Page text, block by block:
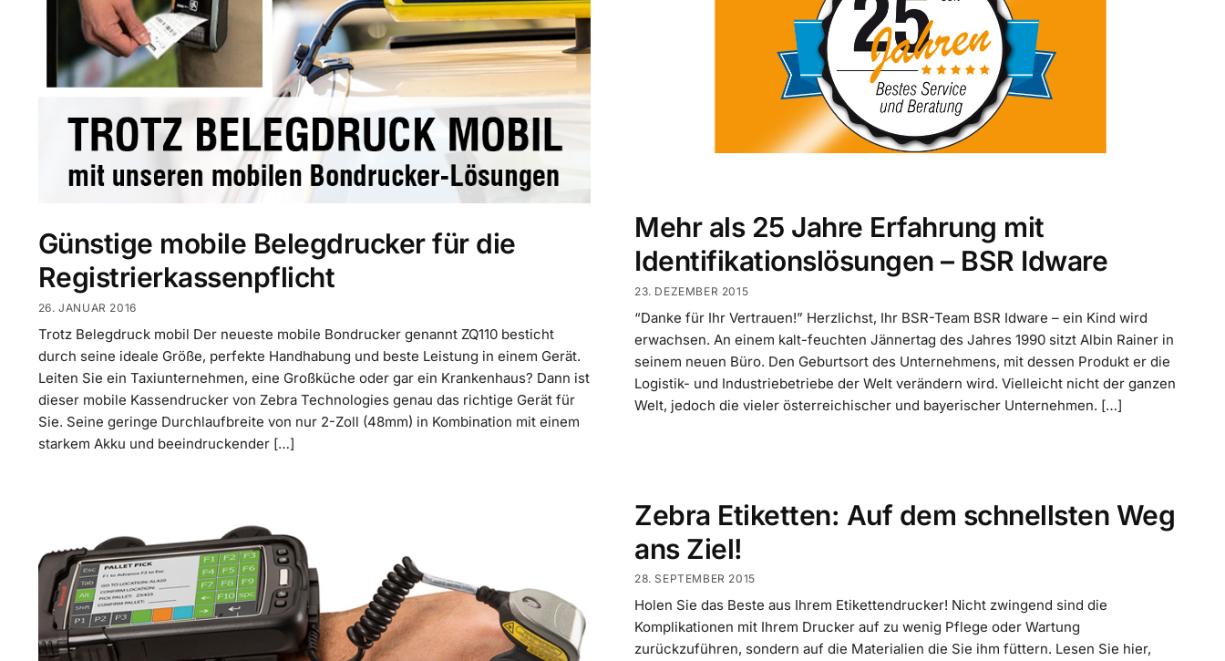
Günstige mobile Belegdrucker für die
Registrierkassenpflicht
26. JANUAR 2016
Trotz Belegdruck mobil Der neueste mobile Bondrucker genannt ZQ110 besticht
durch seine ideale Größe, perfekte Handhabung und beste Leistung in einem Gerät.
Leiten Sie ein Taxiunternehmen, eine Großküche oder gar ein Krankenhaus? Dann ist
dieser mobile Kassendrucker von Zebra Technologies genau das richtige Gerät für
Sie. Seine geringe Durchlaufbreite von nur 2-Zoll (48mm) in Kombination mit einem
starkem Akku und beeindruckender […]
Mehr als 25 Jahre Erfahrung mit
Identifikationslösungen – BSR Idware
23. DEZEMBER 2015
“Danke für Ihr Vertrauen!” Herzlichst, Ihr BSR-Team BSR Idware – ein Kind wird
erwachsen. An einem kalt-feuchten Jännertag des Jahres 1990 sitzt Albin Rainer in
seinem neuen Büro. Den Geburtsort des Unternehmens, mit dessen Produkt er die
Logistik- und Industriebetriebe der Welt verändern wird. Vielleicht nicht der ganzen
Welt, jedoch die vieler österreichischer und bayerischer Unternehmen. […]
Zebra Etiketten: Auf dem schnellsten Weg
ans Ziel!
28. SEPTEMBER 2015
Holen Sie das Beste aus Ihrem Etikettendrucker! Nicht zwingend sind die
Komplikationen mit Ihrem Drucker auf zu wenig Pflege oder Wartung
zurückzuführen, sondern auf die Materialien die Sie ihm füttern. Lesen Sie hier,